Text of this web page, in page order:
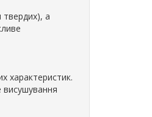
а
характеристик.